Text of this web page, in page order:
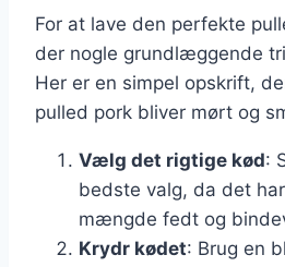
For at lave den perfekte
der nogle grundlæggende
Her er en simpel opskrift,
pulled pork bliver mørt og
Vælg det rigtige kød:
bedste valg, da det
mængde fedt og
Krydr kødet: Brug en